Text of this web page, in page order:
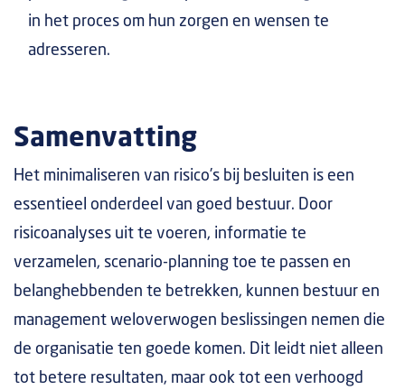
in het proces om hun zorgen en wensen te
adresseren.
Samenvatting
Het minimaliseren van risico’s bij besluiten is een
essentieel onderdeel van goed bestuur. Door
risicoanalyses uit te voeren, informatie te
verzamelen, scenario-planning toe te passen en
belanghebbenden te betrekken, kunnen bestuur en
management weloverwogen beslissingen nemen die
de organisatie ten goede komen. Dit leidt niet alleen
tot betere resultaten, maar ook tot een verhoogd